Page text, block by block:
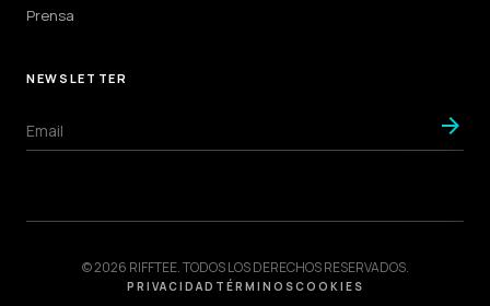
Prensa
NEWSLETTER
arrow_forward
© 2026 RIFFTEE. TODOS LOS DERECHOS RESERVADOS.
PRIVACIDAD TÉRMINOSCOOKIES